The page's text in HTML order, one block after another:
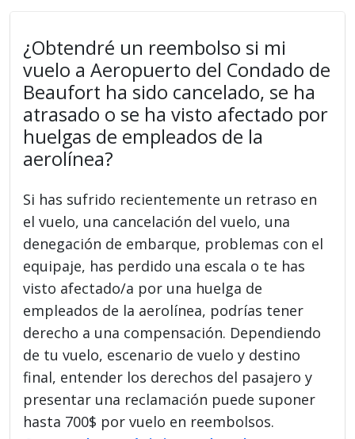
¿Obtendré un reembolso si mi
vuelo a Aeropuerto del Condado de
Beaufort ha sido cancelado, se ha
atrasado o se ha visto afectado por
huelgas de empleados de la
aerolínea?
Si has sufrido recientemente un retraso en
el vuelo, una cancelación del vuelo, una
denegación de embarque, problemas con el
equipaje, has perdido una escala o te has
visto afectado/a por una huelga de
empleados de la aerolínea, podrías tener
derecho a una compensación. Dependiendo
de tu vuelo, escenario de vuelo y destino
final, entender los derechos del pasajero y
presentar una reclamación puede suponer
hasta 700$ por vuelo en reembolsos.